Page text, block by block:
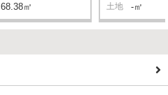
68.38㎡ 土地 -㎡